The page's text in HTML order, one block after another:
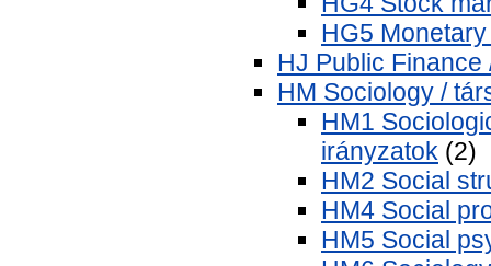
HG5
HJ Public
HM Sociology /
HM1
irányzatok (2)
HM2 Social
HM4 Social
HM5 Social